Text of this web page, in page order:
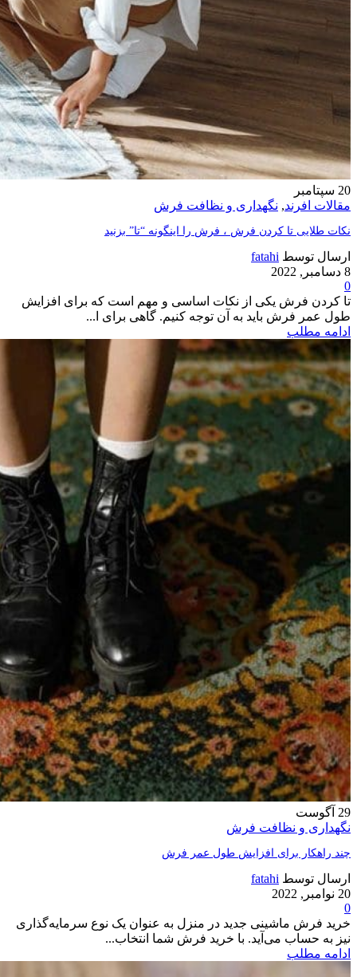
20 سپتامبر
مقالات افرند, نگهداری و نظافت فرش
نکات طلایی تا کردن فرش ، فرش را اینگونه “تا” بزنید
ارسال توسط fatahi
8 دسامبر, 2022
0
تا کردن فرش یکی از نکات اساسی و مهم است که برای افزایش
طول عمر فرش باید به آن توجه کنیم. گاهی برای ا...
ادامه مطلب
29 آگوست
نگهداری و نظافت فرش
چند راهکار برای افزایش طول عمر فرش
ارسال توسط fatahi
20 نوامبر, 2022
0
خرید فرش ماشینی جدید در منزل به عنوان یک نوع سرمایه‌گذاری
نیز به حساب می‌آید. با خرید فرش شما انتخاب...
ادامه مطلب